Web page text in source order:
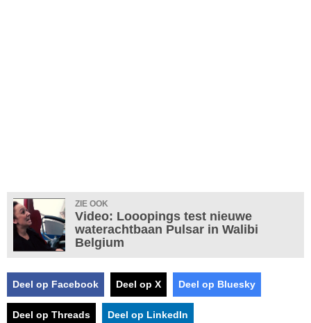
ZIE OOK
Video: Looopings test nieuwe
waterachtbaan Pulsar in Walibi
Belgium
Deel op Facebook Deel op X Deel op Bluesky
Deel op Threads Deel op LinkedIn